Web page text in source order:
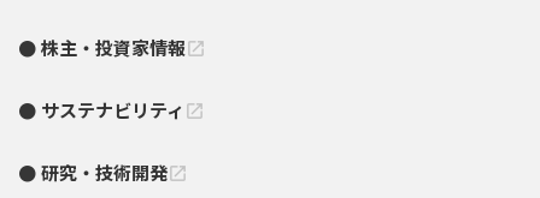
株主・投資家情報open_in_new
サステナビリティ open_in_new
研究・技術開発open_in_new